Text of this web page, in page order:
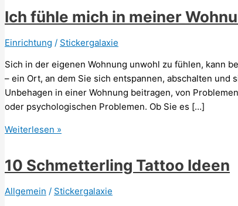
Ich fühle mich in meiner
Einrichtung / Stickergalaxie
Sich in der eigenen Wohnung unwohl zu fühlen, kann
– ein Ort, an dem Sie sich entspannen, abschalten
Unbehagen in einer Wohnung beitragen, von
oder psychologischen Problemen. Ob Sie es […]
Ich
mich
in
meiner
Wohnung
Weiterlesen »
10 Schmetterling Tattoo Ideen
Allgemein / Stickergalaxie